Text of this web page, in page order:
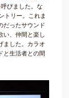
びました。な
トリー。これま
だったサウンド
い、仲間と楽し
ました。カラオ
と生活者との間